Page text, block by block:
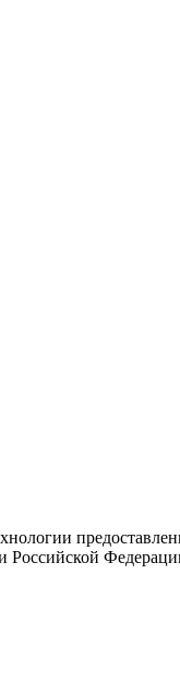
Российской